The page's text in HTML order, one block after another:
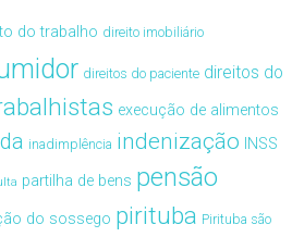
do trabalho direito imobiliário
direitos do paciente direitos do
execução de alimentos
inadimplência indenização INSS
partilha de bens pensão
do sossego pirituba Pirituba são